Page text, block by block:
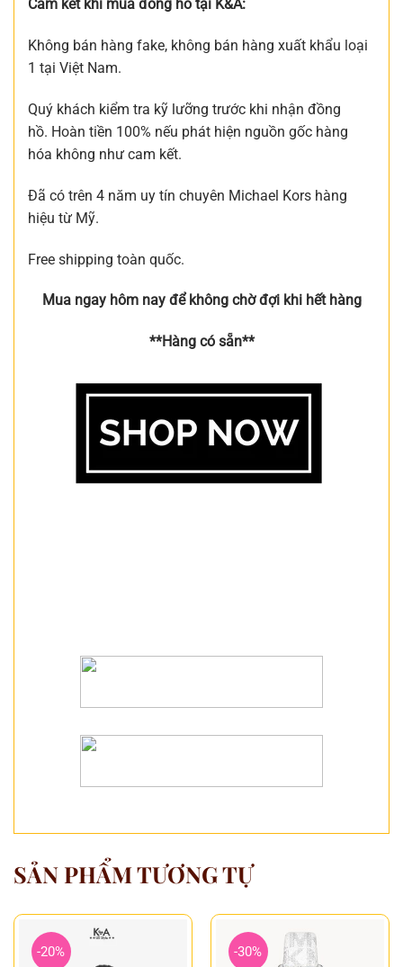
Cam kết khi mua đồng hồ tại K&A:
Không bán hàng fake, không bán hàng xuất khẩu loại
1 tại Việt Nam.
Quý khách kiểm tra kỹ lưỡng trước khi nhận đồng
hồ. Hoàn tiền 100% nếu phát hiện nguồn gốc hàng
hóa không như cam kết.
Đã có trên 4 năm uy tín chuyên Michael Kors hàng
hiệu từ Mỹ.
Free shipping toàn quốc.
Mua ngay hôm nay để không chờ đợi khi hết hàng
**Hàng có sẵn**
SẢN PHẨM TƯƠNG TỰ
-20% -30%